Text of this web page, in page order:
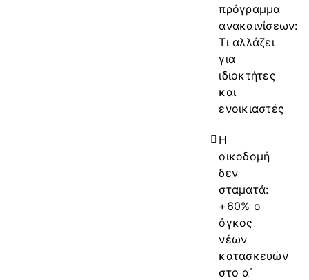
πρόγραμμα
ανακαινίσεων:
Τι αλλάζει
για
ιδιοκτήτες
και
ενοικιαστές
Η
οικοδομή
δεν
σταματά:
+60% ο
όγκος
νέων
κατασκευών
στο α΄